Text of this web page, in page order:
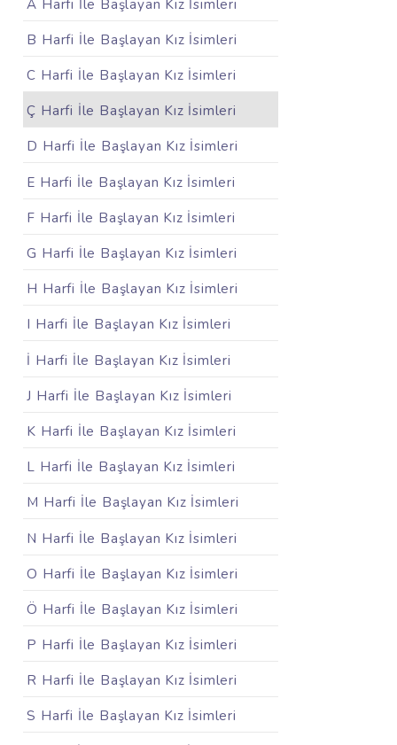
A Harfi İle Başlayan Kız İsimleri
B Harfi İle Başlayan Kız İsimleri
C Harfi İle Başlayan Kız İsimleri
Ç Harfi İle Başlayan Kız İsimleri
D Harfi İle Başlayan Kız İsimleri
E Harfi İle Başlayan Kız İsimleri
F Harfi İle Başlayan Kız İsimleri
G Harfi İle Başlayan Kız İsimleri
H Harfi İle Başlayan Kız İsimleri
I Harfi İle Başlayan Kız İsimleri
İ Harfi İle Başlayan Kız İsimleri
J Harfi İle Başlayan Kız İsimleri
K Harfi İle Başlayan Kız İsimleri
L Harfi İle Başlayan Kız İsimleri
M Harfi İle Başlayan Kız İsimleri
N Harfi İle Başlayan Kız İsimleri
O Harfi İle Başlayan Kız İsimleri
Ö Harfi İle Başlayan Kız İsimleri
P Harfi İle Başlayan Kız İsimleri
R Harfi İle Başlayan Kız İsimleri
S Harfi İle Başlayan Kız İsimleri